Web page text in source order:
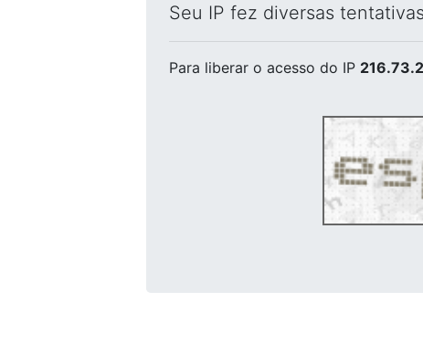
Seu IP fez diversas
Para liberar o acesso do IP